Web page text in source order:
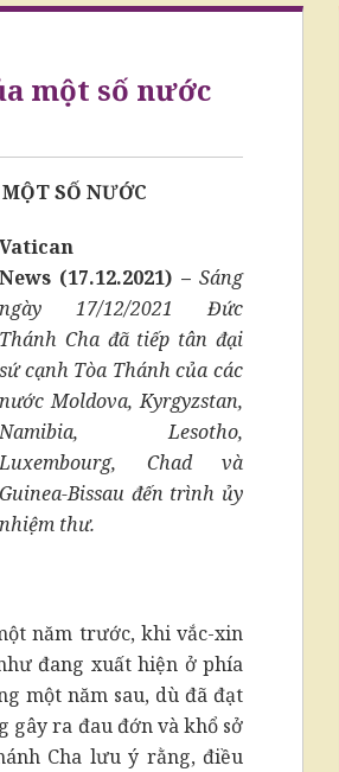
một số nước
SỐ NƯỚC
Vatican
News (17.12.2021) – Sáng
ngày 17/12/2021 Đức
Thánh Cha đã tiếp tân đại
sứ cạnh Tòa Thánh của các
nước Moldova, Kyrgyzstan,
Namibia, Lesotho,
Luxembourg, Chad và
Guinea-Bissau đến trình ủy
nhiệm thư.
năm trước, khi vắc-xin
đang xuất hiện ở phía
một năm sau, dù đã đạt
gây ra đau đớn và khổ sở
Cha lưu ý rằng, điều